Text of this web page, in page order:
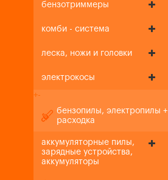
бензотриммеры
комби - система
леска, ножи и головки
электрокосы
+-
бензопилы, электропилы +
расходка
аккумуляторные пилы,
зарядные устройства,
аккумуляторы